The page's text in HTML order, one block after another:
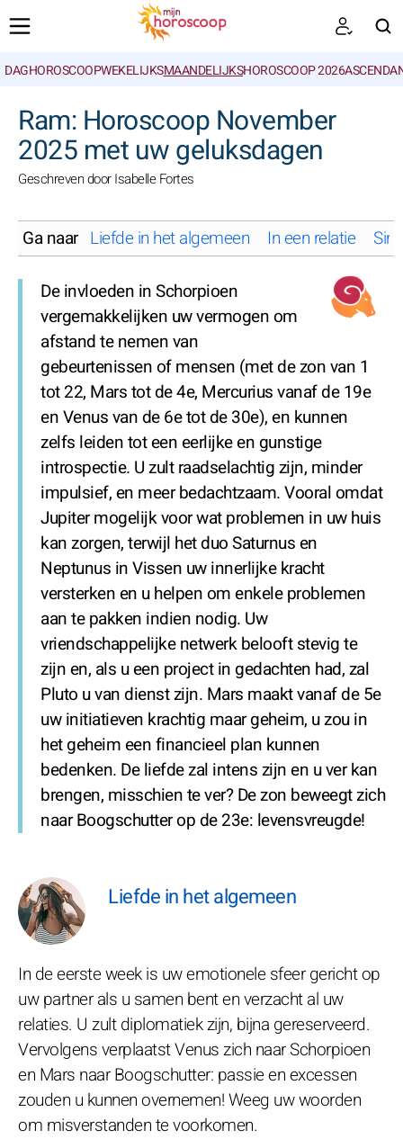
DAGHOROSCOOPWEKELIJKSMAANDELIJKSHOROSCOOP 2026
Ram: Horoscoop November
2025 met uw geluksdagen
Geschreven door Isabelle Fortes
Ga naar Liefde in het algemeen In een relatie
De invloeden in Schorpioen
vergemakkelijken uw vermogen om
afstand te nemen van
gebeurtenissen of mensen (met de zon van 1
tot 22, Mars tot de 4e, Mercurius vanaf de 19e
en Venus van de 6e tot de 30e), en kunnen
zelfs leiden tot een eerlijke en gunstige
introspectie. U zult raadselachtig zijn, minder
impulsief, en meer bedachtzaam. Vooral omdat
Jupiter mogelijk voor wat problemen in uw huis
kan zorgen, terwijl het duo Saturnus en
Neptunus in Vissen uw innerlijke kracht
versterken en u helpen om enkele problemen
aan te pakken indien nodig. Uw
vriendschappelijke netwerk belooft stevig te
zijn en, als u een project in gedachten had, zal
Pluto u van dienst zijn. Mars maakt vanaf de 5e
uw initiatieven krachtig maar geheim, u zou in
het geheim een financieel plan kunnen
bedenken. De liefde zal intens zijn en u ver kan
brengen, misschien te ver? De zon beweegt zich
naar Boogschutter op de 23e: levensvreugde!
Liefde in het algemeen
In de eerste week is uw emotionele sfeer gericht op
uw partner als u samen bent en verzacht al uw
relaties. U zult diplomatiek zijn, bijna gereserveerd.
Vervolgens verplaatst Venus zich naar Schorpioen
en Mars naar Boogschutter: passie en excessen
zouden u kunnen overnemen! Weeg uw woorden
om misverstanden te voorkomen.